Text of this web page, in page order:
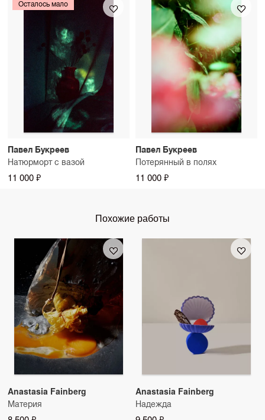
Осталось мало
Павел Букреев
Натюрморт с вазой
11 000 ₽
Павел Букреев
Потерянный в полях
11 000 ₽
Похожие работы
Anastasia Fainberg
Материя
Anastasia Fainberg
Надежда